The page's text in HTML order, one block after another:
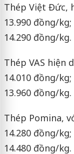
Thép Việt Đức,
13.990 đồng/
14.290 đồng/kg.
Thép VAS hiện
14.010 đồng/
13.960 đồng/kg.
Thép Pomina,
14.280 đồng/
14.480 đồng/kg.